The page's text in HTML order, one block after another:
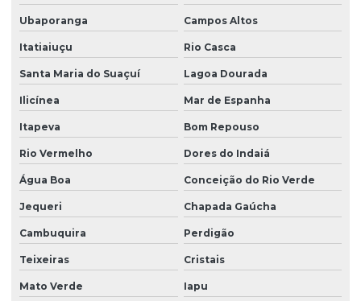
Ubaporanga Campos Altos
Itatiaiuçu Rio Casca
Santa Maria do Suaçuí Lagoa Dourada
Ilicínea Mar de Espanha
Itapeva Bom Repouso
Rio Vermelho Dores do Indaiá
Água Boa Conceição do Rio Verde
Jequeri Chapada Gaúcha
Cambuquira Perdigão
Teixeiras Cristais
Mato Verde Iapu